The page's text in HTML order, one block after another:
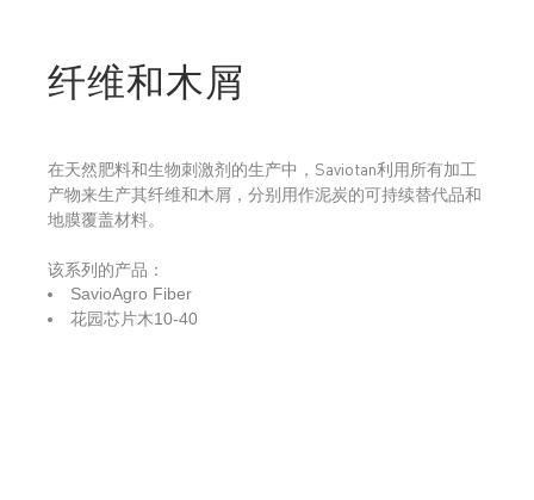
纤维和木屑
在天然肥料和生物刺激剂的生产中，Saviotan利用所有加工
产物来生产其纤维和木屑，分别用作泥炭的可持续替代品和
地膜覆盖材料。
该系列的产品：
SavioAgro Fiber
花园芯片木10-40